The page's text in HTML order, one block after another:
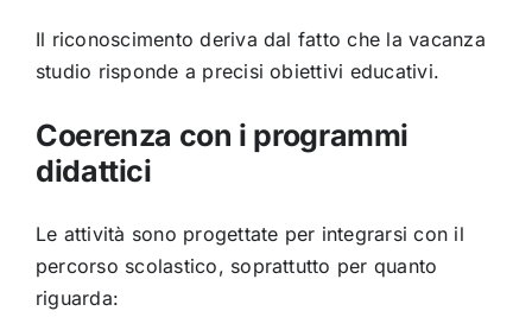
Il riconoscimento deriva dal fatto che la vacanza
studio risponde a precisi obiettivi educativi.
Coerenza con i programmi
didattici
Le attività sono progettate per integrarsi con il
percorso scolastico, soprattutto per quanto
riguarda: